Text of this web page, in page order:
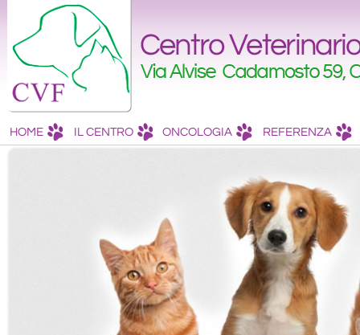
HOME IL CENTRO ONCOLOGIA REFERENZA